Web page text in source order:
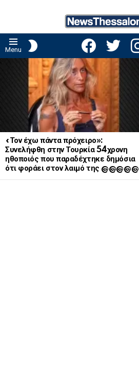
Menu
facebooktwitter
«Τον έχω πάντα πρόχειρο»:
Συνελήφθη στην Τουρκία 54χρονη
ηθοποιός που παραδέχτηκε δημόσια
ότι φοράει στον λαιμό της @@@@@